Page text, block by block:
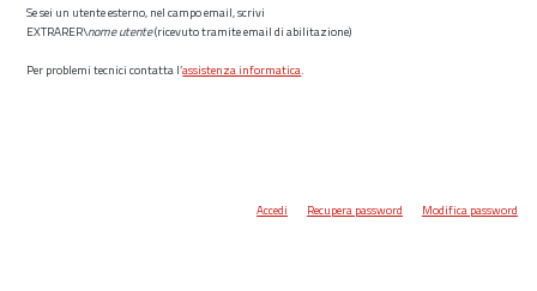
Se sei un utente esterno, nel campo email, scrivi
EXTRARER\nome utente(ricevuto tramite email di abilitazione)
Per problemi tecnici contatta l’assistenza informatica.
Accedi Recupera password Modifica password